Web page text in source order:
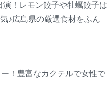
！レモン餃子や牡蠣餃子は
♪広島県の厳選食材をふん
！豊富なカクテルで女性で